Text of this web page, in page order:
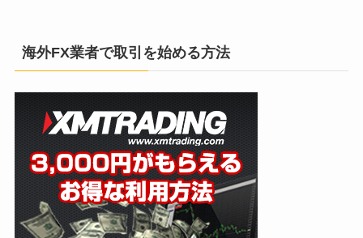
海外FX業者で取引を始める方法